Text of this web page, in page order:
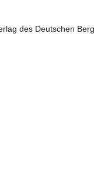
des Deutschen